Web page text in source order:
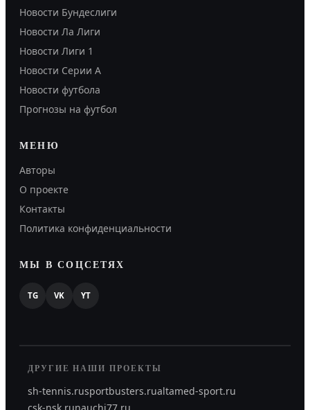
Новости Бундеслиги
Новости Ла Лиги
Новости Лиги 1
Новости Серии А
Новости футбола
Прогнозы на футбол
МЕНЮ
Авторы
О проекте
Контакты
Политика конфиденциальности
МЫ В СОЦСЕТЯХ
TG VK YT
ДРУГИЕ НАШИ ПРОЕКТЫ
sh-tennis.rusportbusters.rualtamed-sport.ru